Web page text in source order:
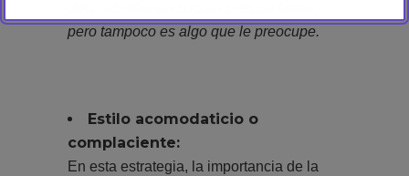
pero tampoco es algo que le preocupe.
Estilo acomodaticio o
complaciente:
En esta estrategia, la importancia de la